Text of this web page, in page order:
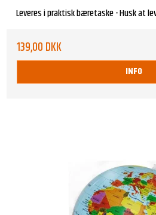
Leveres i praktisk bæretaske - Husk at
139,00 DKK
INFO